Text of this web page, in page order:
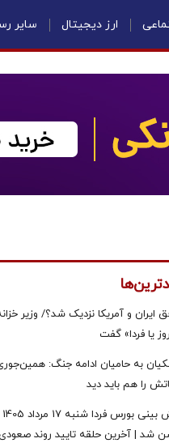
ارز دیجیتال سایر
ایران و آمریکا نزدیک شد؟/ وزیر
یا فردا» گفت
به حامیان ادامه جنگ:
را هم باید دید
شد | آخرین حلقه تایید روند